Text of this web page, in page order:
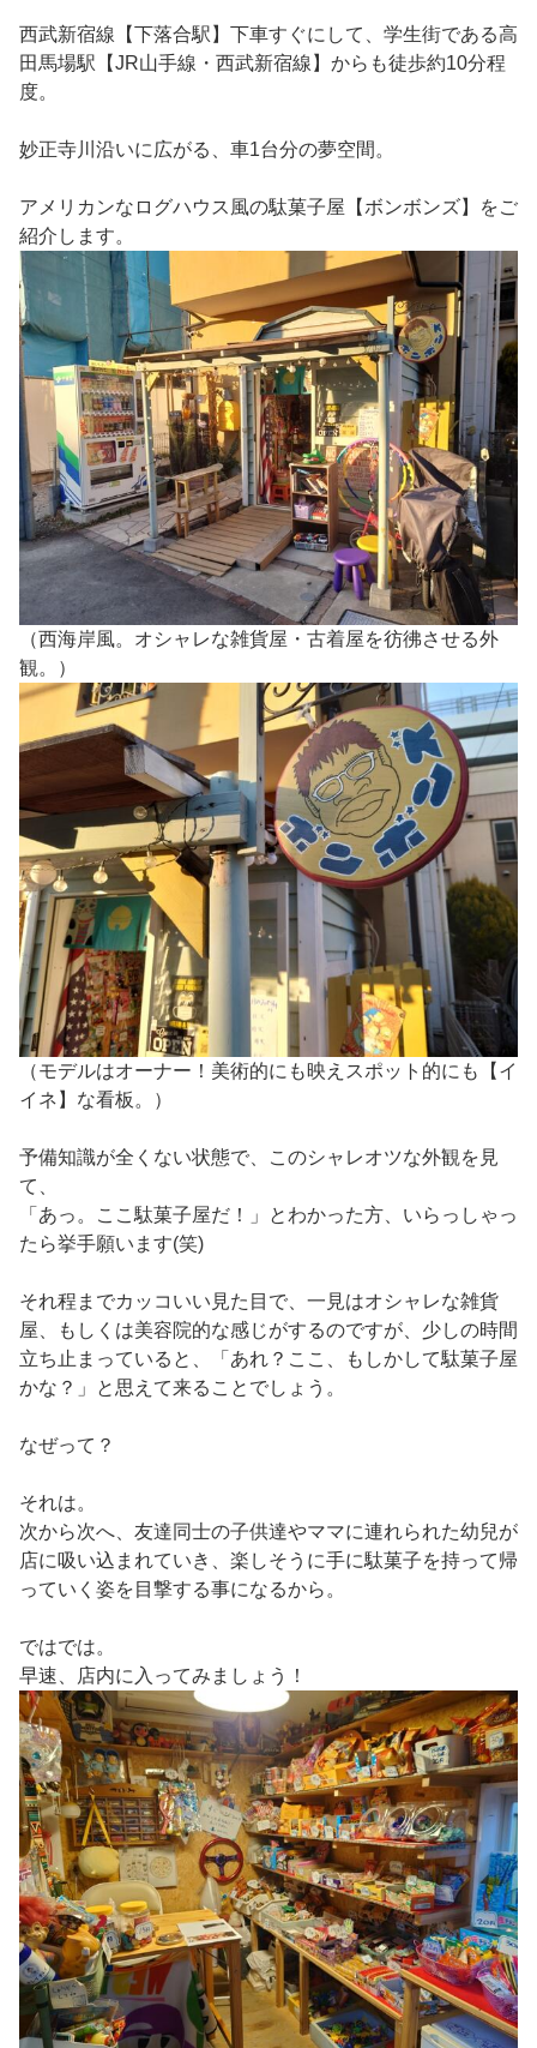
西武新宿線【下落合駅】下車すぐにして、学生街である高
田馬場駅【JR山手線・西武新宿線】からも徒歩約10分程
度。
妙正寺川沿いに広がる、車1台分の夢空間。
アメリカンなログハウス風の駄菓子屋【ボンボンズ】をご
紹介します。
（西海岸風。オシャレな雑貨屋・古着屋を彷彿させる外
観。）
（モデルはオーナー！美術的にも映えスポット的にも【イ
イネ】な看板。）
予備知識が全くない状態で、このシャレオツな外観を見
て、
「あっ。ここ駄菓子屋だ！」とわかった方、いらっしゃっ
たら挙手願います(笑)
それ程までカッコいい見た目で、一見はオシャレな雑貨
屋、もしくは美容院的な感じがするのですが、少しの時間
立ち止まっていると、「あれ？ここ、もしかして駄菓子屋
かな？」と思えて来ることでしょう。
なぜって？
それは。
次から次へ、友達同士の子供達やママに連れられた幼兒が
店に吸い込まれていき、楽しそうに手に駄菓子を持って帰
っていく姿を目撃する事になるから。
ではでは。
早速、店内に入ってみましょう！